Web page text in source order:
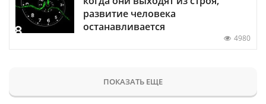
развитие человека
останавливается
4980
ПОКАЗАТЬ ЕЩЕ